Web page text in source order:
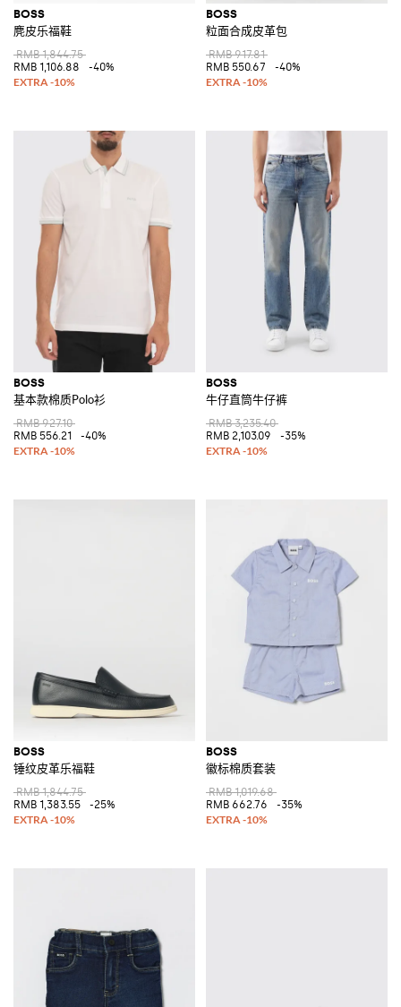
BOSS
麂皮乐福鞋
RMB 1,844.75
RMB 1,106.88
-40%
BOSS
粒面合成皮革包
RMB 917.81
RMB 550.67
-40%
BOSS
基本款棉质Polo衫
RMB 927.10
RMB 556.21
-40%
BOSS
牛仔直筒牛仔裤
RMB 3,235.40
RMB 2,103.09
-35%
BOSS
锤纹皮革乐福鞋
RMB 1,844.75
RMB 1,383.55
-25%
BOSS
徽标棉质套装
RMB 1,019.68
RMB 662.76
-35%